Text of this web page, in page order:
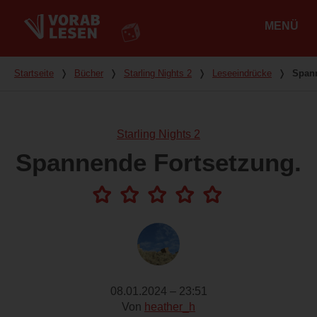
MENÜ
Du bist hier
Startseite ❭ Bücher ❭ Starling Nights 2 ❭ Leseeindrücke ❭
Starling Nights 2
Spannende Fortsetzung.
08.01.2024 – 23:51
Von heather_h